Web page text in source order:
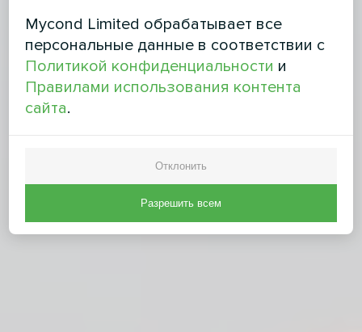
Mycond Limited обрабатывает все
персональные данные в соответствии с
Политикой конфиденциальности и
Правилами использования контента
сайта.
Отклонить
Разрешить всем